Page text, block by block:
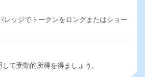
レッジでトークンをロングまたはショー
て受動的所得を得ましょう。